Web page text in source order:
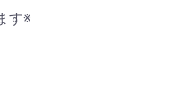
す※